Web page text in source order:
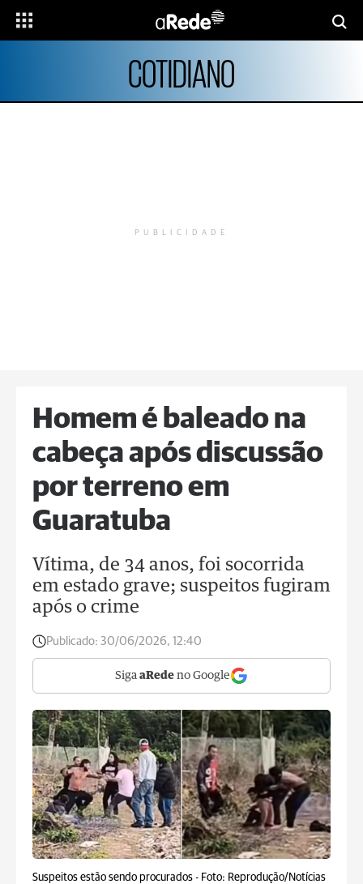
COTIDIANO
PUBLICIDADE
Homem é baleado na
cabeça após discussão
por terreno em
Guaratuba
Vítima, de 34 anos, foi socorrida
em estado grave; suspeitos fugiram
após o crime
Publicado: 30/06/2026, 12:40
Siga aRede no Google
Suspeitos estão sendo procurados - Foto: Reprodução/Notícias